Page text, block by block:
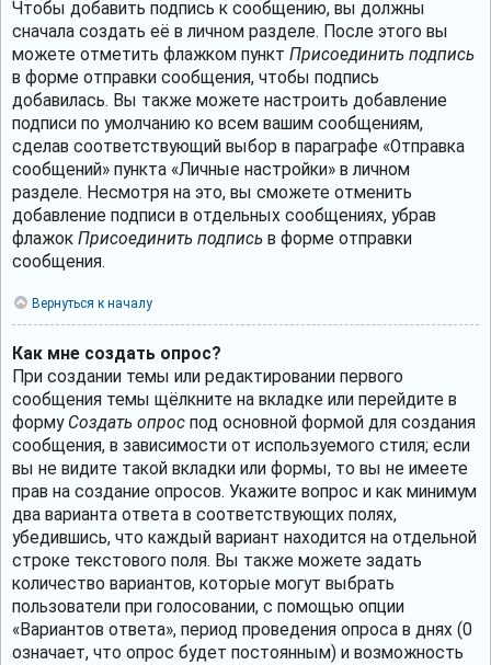
Чтобы добавить подпись к сообщению, вы должны
сначала создать её в личном разделе. После этого вы
можете отметить флажком пункт Присоединить подпись
в форме отправки сообщения, чтобы подпись
добавилась. Вы также можете настроить добавление
подписи по умолчанию ко всем вашим сообщениям,
сделав соответствующий выбор в параграфе «Отправка
сообщений» пункта «Личные настройки» в личном
разделе. Несмотря на это, вы сможете отменить
добавление подписи в отдельных сообщениях, убрав
флажок Присоединить подпись в форме отправки
сообщения.
Вернуться к началу
Как мне создать опрос?
При создании темы или редактировании первого
сообщения темы щёлкните на вкладке или перейдите в
форму Создать опрос под основной формой для создания
сообщения, в зависимости от используемого стиля; если
вы не видите такой вкладки или формы, то вы не имеете
прав на создание опросов. Укажите вопрос и как минимум
два варианта ответа в соответствующих полях,
убедившись, что каждый вариант находится на отдельной
строке текстового поля. Вы также можете задать
количество вариантов, которые могут выбрать
пользователи при голосовании, с помощью опции
«Вариантов ответа», период проведения опроса в днях (0
означает, что опрос будет постоянным) и возможность